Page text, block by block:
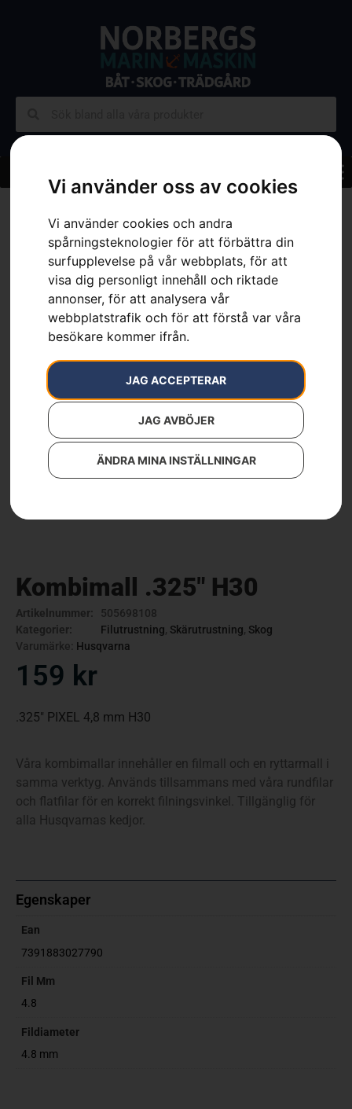
Vi använder oss av cookies
Vi använder cookies och andra
spårningsteknologier för att förbättra din
surfupplevelse på vår webbplats, för att
visa dig personligt innehåll och riktade
annonser, för att analysera vår
webbplatstrafik och för att förstå var våra
besökare kommer ifrån.
JAG ACCEPTERAR
JAG AVBÖJER
ÄNDRA MINA INSTÄLLNINGAR
.325″ H30
Kombimall .325″ H30
Artikelnummer:
505698108
Kategorier:
Filutrustning, Skärutrustning, Skog
Varumärke: Husqvarna
159 kr
.325″ PIXEL 4,8 mm H30
Våra kombimallar innehåller en filmall och en ryttarmall i
samma verktyg. Används tillsammans med våra rundfilar
och flatfilar för en korrekt filningsvinkel. Tillgänglig för
alla Husqvarnas kedjor.
Egenskaper
Ean
7391883027790
Fil Mm
4.8
Fildiameter
4.8 mm